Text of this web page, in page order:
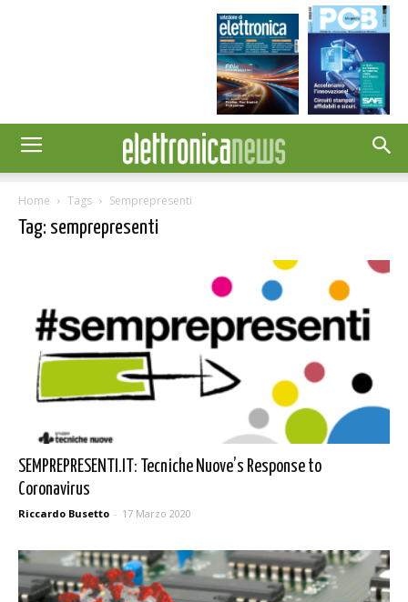
Home Tags Semprepresenti
Tag: semprepresenti
SEMPREPRESENTI.IT: Tecniche Nuove’s Response to
Coronavirus
Riccardo Busetto - 17 Marzo 2020